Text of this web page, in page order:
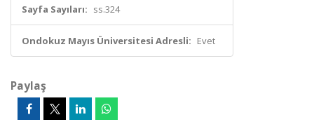
Sayfa Sayıları: ss.324
Ondokuz Mayıs Üniversitesi Adresli: Evet
Paylaş